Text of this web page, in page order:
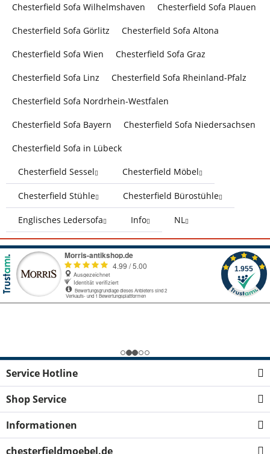
Chesterfield Sofa Wilhelmshaven Chesterfield Sofa Plauen
Chesterfield Sofa Görlitz Chesterfield Sofa Altona
Chesterfield Sofa Wien Chesterfield Sofa Graz
Chesterfield Sofa Linz Chesterfield Sofa Rheinland-Pfalz
Chesterfield Sofa Nordrhein-Westfalen
Chesterfield Sofa Bayern Chesterfield Sofa Niedersachsen
Chesterfield Sofa in Lübeck
Chesterfield Sessel Chesterfield Möbel
Chesterfield Stühle Chesterfield Bürostühle
Englisches Ledersofa Info NL
Service Hotline
Shop Service
Informationen
chesterfieldmoebel.de